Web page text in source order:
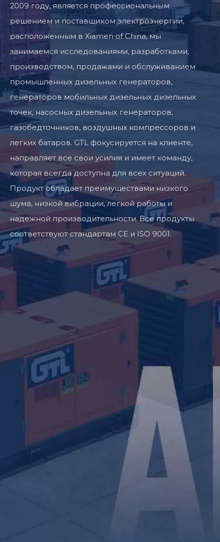
2009 году, является профессиональным
решением и поставщиком электроэнергии,
расположенным в Xiamen of China, мы
занимаемся исследованиями, разработками,
производством, продажами и обслуживанием
промышленных дизельных генераторов,
генераторов мобильных дизельных дизельных
точек, насосных дизельных генераторов,
газобедточников, воздушных компрессоров и
легких батаров. GTL фокусируется на клиенте,
направляет все свои усилия и имеет команду,
которая всегда доступна для всех ситуаций.
Продукт обладает преимуществами низкого
шума, низкой вибрации, легкой работы и
надежной производительности. Все продукты
соответствуют стандартам CE и ISO 9001.